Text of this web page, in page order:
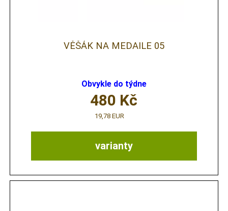
VĚŠÁK NA MEDAILE 05
Obvykle do týdne
varianty
480 Kč
19,78 EUR